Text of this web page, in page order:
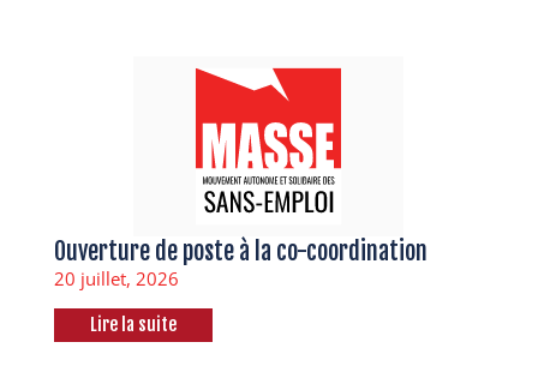
Ouverture de poste à la co-coordination
20 juillet, 2026
Lire la suite